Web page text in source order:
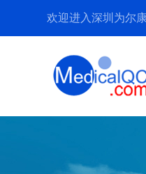
欢迎进入深圳为尔